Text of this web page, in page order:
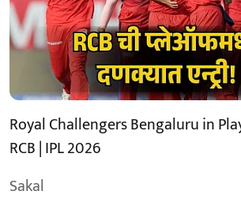
Royal Challengers Bengaluru in
RCB | IPL 2026
Sakal